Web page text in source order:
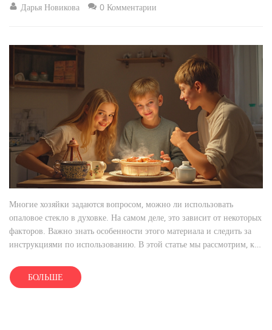
Дарья Новикова 0 Комментарии
Многие хозяйки задаются вопросом, можно ли использовать
опаловое стекло в духовке. На самом деле, это зависит от некоторых
факторов. Важно знать особенности этого материала и следить за
инструкциями по использованию. В этой статье мы рассмотрим, как
в духовке.
БОЛЬШЕ